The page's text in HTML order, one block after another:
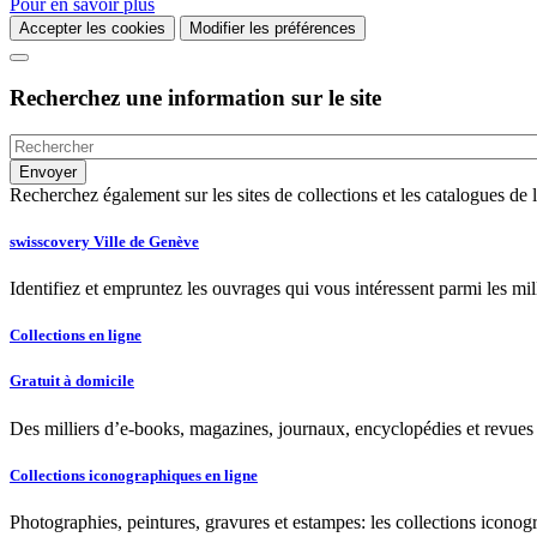
Pour en savoir plus
Accepter les cookies Modifier les préférences
Recherchez une information sur le site
Recherchez également sur les sites de collections et les catalogues
swisscovery Ville de Genève
Identifiez et empruntez les ouvrages qui vous intéressent parmi les
Collections en ligne
Gratuit à domicile
Des milliers d’e-books, magazines, journaux, encyclopédies et
Collections iconographiques en ligne
Photographies, peintures, gravures et estampes: les collections